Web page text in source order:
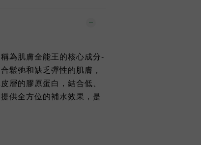
為肌膚全能王的核心成分-
鬆弛和缺乏彈性的肌膚，
層的膠原蛋白，結合低、
供全方位的補水效果，是